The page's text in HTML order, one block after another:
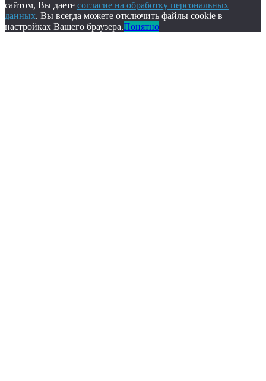
сайтом, Вы даете согласие на обработку персональных
данных. Вы всегда можете отключить файлы cookie в
настройках Вашего браузера.Понятно